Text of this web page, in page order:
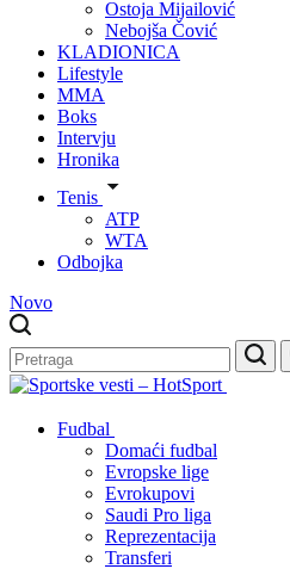
Ostoja Mijailović
Nebojša Čović
KLADIONICA
Lifestyle
MMA
Boks
Intervju
Hronika
Tenis
ATP
WTA
Odbojka
Novo
Fudbal
Domaći fudbal
Evropske lige
Evrokupovi
Saudi Pro liga
Reprezentacija
Transferi